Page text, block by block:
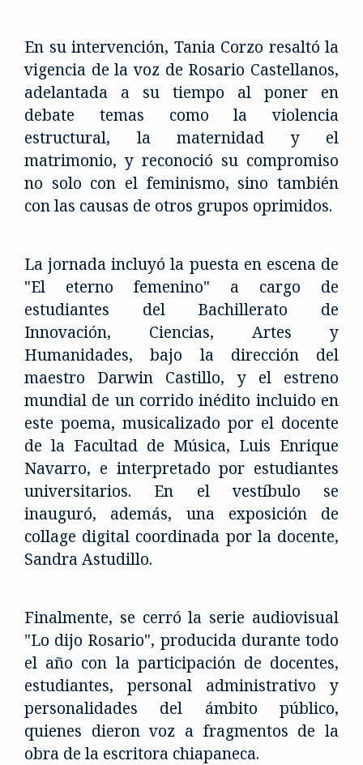
En su intervención, Tania Corzo resaltó la
vigencia de la voz de Rosario Castellanos,
adelantada a su tiempo al poner en
debate temas como la violencia
estructural, la maternidad y el
matrimonio, y reconoció su compromiso
no solo con el feminismo, sino también
con las causas de otros grupos oprimidos.
La jornada incluyó la puesta en escena de
"El eterno femenino" a cargo de
estudiantes del Bachillerato de
Innovación, Ciencias, Artes y
Humanidades, bajo la dirección del
maestro Darwin Castillo, y el estreno
mundial de un corrido inédito incluido en
este poema, musicalizado por el docente
de la Facultad de Música, Luis Enrique
Navarro, e interpretado por estudiantes
universitarios. En el vestíbulo se
inauguró, además, una exposición de
collage digital coordinada por la docente,
Sandra Astudillo.
Finalmente, se cerró la serie audiovisual
"Lo dijo Rosario", producida durante todo
el año con la participación de docentes,
estudiantes, personal administrativo y
personalidades del ámbito público,
quienes dieron voz a fragmentos de la
obra de la escritora chiapaneca.